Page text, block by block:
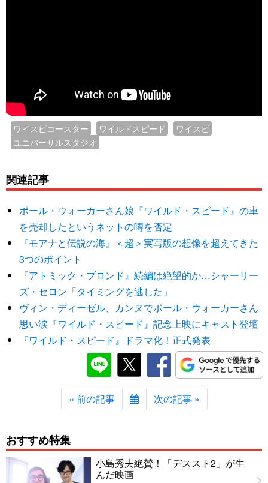
ワイスピコースター ワイルドスピード
ワイスピ
ユニバーサルスタジオ
関連記事
ポール・ウォーカーさん娘『ワイルド・スピード』の車
を売却したというネットの噂を否定
『モアナと伝説の海』＜超＞実写版の想像を超えてきた
3つのポイント
『アトミック・ブロンド』続編は絶望的か…シャーリー
ズ・セロン「タイミングを逃した」
ヴィン・ディーゼル、カンヌでポール・ウォーカーさん
思い涙『ワイルド・スピード』記念上映にキャスト登壇
『ワイルド・スピード』ドラマ化！正式発表
« 前の記事 次の記事 »
おすすめ特集
小島秀夫絶賛！「デススト2」が生
んだ映画